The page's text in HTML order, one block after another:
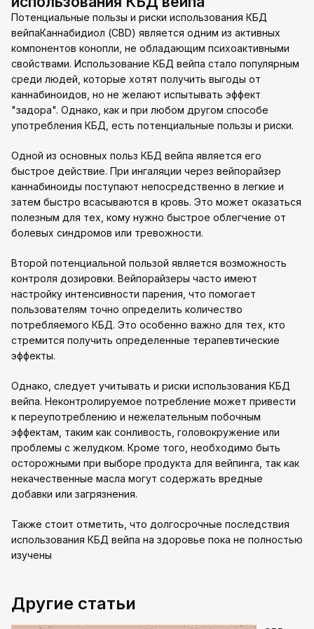
Потенциальные пользы и риски использования КБД
вейпаКаннабидиол (CBD) является одним из активных
компонентов конопли, не обладающим психоактивными
свойствами. Использование КБД вейпа стало популярным
среди людей, которые хотят получить выгоды от
каннабиноидов, но не желают испытывать эффект
"задора". Однако, как и при любом другом способе
употребления КБД, есть потенциальные пользы и риски.
Одной из основных польз КБД вейпа является его
быстрое действие. При ингаляции через вейпорайзер
каннабиноиды поступают непосредственно в легкие и
затем быстро всасываются в кровь. Это может оказаться
полезным для тех, кому нужно быстрое облегчение от
болевых синдромов или тревожности.
Второй потенциальной пользой является возможность
контроля дозировки. Вейпорайзеры часто имеют
настройку интенсивности парения, что помогает
пользователям точно определить количество
потребляемого КБД. Это особенно важно для тех, кто
стремится получить определенные терапевтические
эффекты.
Однако, следует учитывать и риски использования КБД
вейпа. Неконтролируемое потребление может привести
к переупотреблению и нежелательным побочным
эффектам, таким как сонливость, головокружение или
проблемы с желудком. Кроме того, необходимо быть
осторожными при выборе продукта для вейпинга, так как
некачественные масла могут содержать вредные
добавки или загрязнения.
Также стоит отметить, что долгосрочные последствия
использования КБД вейпа на здоровье пока не полностью
изучены
Другие статьи